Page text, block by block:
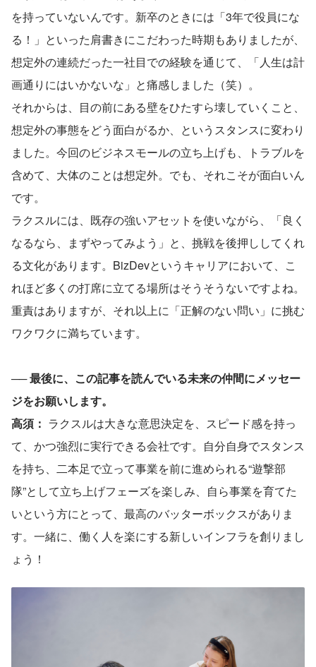
を持っていないんです。新卒のときには「3年で役員にな
る！」といった肩書きにこだわった時期もありましたが、
想定外の連続だった一社目での経験を通じて、「人生は計
画通りにはいかないな」と痛感しました（笑）。
それからは、目の前にある壁をひたすら壊していくこと、
想定外の事態をどう面白がるか、というスタンスに変わり
ました。今回のビジネスモールの立ち上げも、トラブルを
含めて、大体のことは想定外。でも、それこそが面白いん
です。
ラクスルには、既存の強いアセットを使いながら、「良く
なるなら、まずやってみよう」と、挑戦を後押ししてくれ
る文化があります。BizDevというキャリアにおいて、こ
れほど多くの打席に立てる場所はそうそうないですよね。
重責はありますが、それ以上に「正解のない問い」に挑む
ワクワクに満ちています。
── 最後に、この記事を読んでいる未来の仲間にメッセー
ジをお願いします。
高須： ラクスルは大きな意思決定を、スピード感を持っ
て、かつ強烈に実行できる会社です。自分自身でスタンス
を持ち、二本足で立って事業を前に進められる“遊撃部
隊”として立ち上げフェーズを楽しみ、自ら事業を育てた
いという方にとって、最高のバッターボックスがありま
す。一緒に、働く人を楽にする新しいインフラを創りまし
ょう！